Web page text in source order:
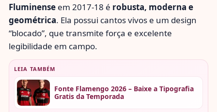
Fluminense em 2017-18 é robusta, moderna e
geométrica. Ela possui cantos vivos e um design
“blocado”, que transmite força e excelente
legibilidade em campo.
LEIA TAMBÉM
Fonte Flamengo 2026 – Baixe a Tipografia
Gratis da Temporada